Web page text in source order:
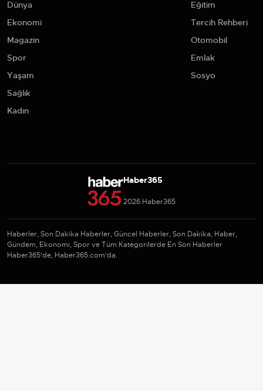
Dünya
Ekonomi
Magazin
Spor
Yaşam
Sağlık
Kadın
Eğitim
Tercih Rehberi
Otomobil
Emlak
Sosyo
Haber365
2026 Haber365
Haberler, Son Dakika Haberler, Güncel Haberler, Son Dakika, Haber,
Gündem, Ekonomi, Spor ve Tüm Kategorilerde En Son Haberler
Haber365'de, Haber365.com'da.